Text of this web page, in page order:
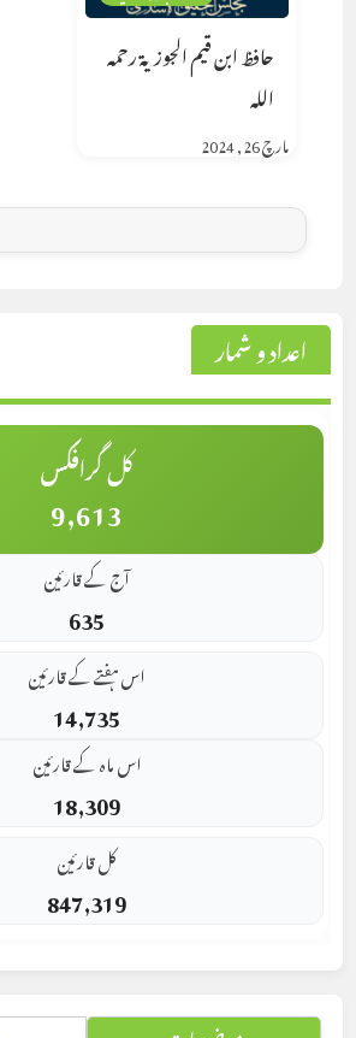
حافظ ابن قيم الجوزية رحمه
الله
مارچ 26, 2024
اعداد و شمار
کل گرافکس
9,613
آج کے قارئین
635
اس ہفتے کے قارئین
14,735
اس ماہ کے قارئین
18,309
کل قارئین
847,319